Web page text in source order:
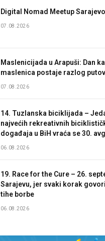
Digital Nomad Meetup Sarajevo
07.08.2026
Maslenicijada u Arapuši: Dan
maslenica postaje razlog
07.08.2026
14. Tuzlanska biciklijada –
najvećih rekreativnih
događaja u BiH vraća se 30.
06.08.2026
19. Race for the Cure – 26.
Sarajevu, jer svaki korak
tihe borbe
06.08.2026